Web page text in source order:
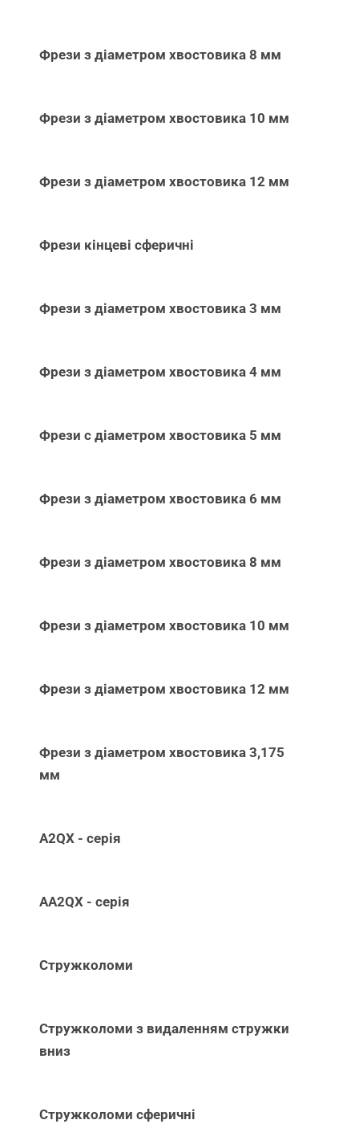
Фрези з діаметром хвостовика 8 мм
Фрези з діаметром хвостовика 10 мм
Фрези з діаметром хвостовика 12 мм
Фрези кінцеві сферичні
Фрези з діаметром хвостовика 3 мм
Фрези з діаметром хвостовика 4 мм
Фрези с діаметром хвостовика 5 мм
Фрези з діаметром хвостовика 6 мм
Фрези з діаметром хвостовика 8 мм
Фрези з діаметром хвостовика 10 мм
Фрези з діаметром хвостовика 12 мм
Фрези з діаметром хвостовика 3,175
мм
A2QX - серія
AA2QX - серія
Стружколоми
Стружколоми з видаленням стружки
вниз
Стружколоми сферичні